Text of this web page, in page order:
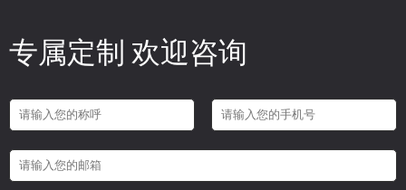
专属定制 欢迎咨询